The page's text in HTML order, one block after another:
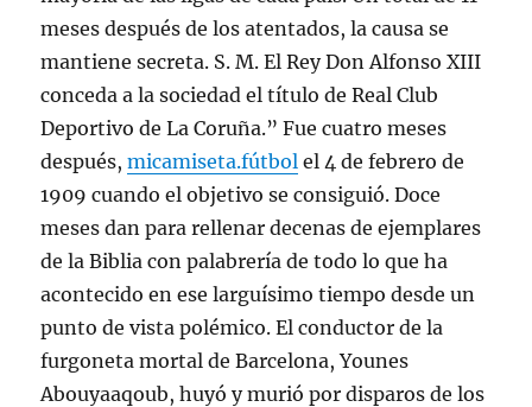
meses después de los atentados, la causa se
mantiene secreta. S. M. El Rey Don Alfonso XIII
conceda a la sociedad el título de Real Club
Deportivo de La Coruña.” Fue cuatro meses
después,micamiseta.fútbol el 4 de febrero de
1909 cuando el objetivo se consiguió. Doce
meses dan para rellenar decenas de ejemplares
de la Biblia con palabrería de todo lo que ha
acontecido en ese larguísimo tiempo desde un
punto de vista polémico. El conductor de la
furgoneta mortal de Barcelona, Younes
Abouyaaqoub, huyó y murió por disparos de los